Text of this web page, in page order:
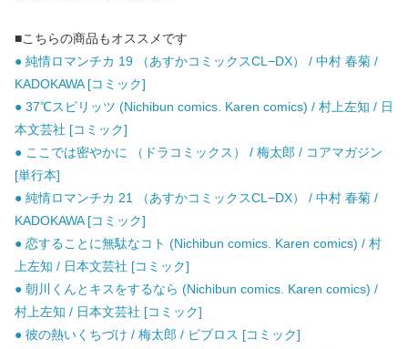
■こちらの商品もオススメです
● 純情ロマンチカ 19 （あすかコミックスCL−DX） / 中村 春菊 /
KADOKAWA [コミック]
● 37℃スピリッツ (Nichibun comics. Karen comics) / 村上左知 / 日
本文芸社 [コミック]
● ここでは密やかに （ドラコミックス） / 梅太郎 / コアマガジン
[単行本]
● 純情ロマンチカ 21 （あすかコミックスCL−DX） / 中村 春菊 /
KADOKAWA [コミック]
● 恋することに無駄なコト (Nichibun comics. Karen comics) / 村
上左知 / 日本文芸社 [コミック]
● 朝川くんとキスをするなら (Nichibun comics. Karen comics) /
村上左知 / 日本文芸社 [コミック]
● 彼の熱いくちづけ / 梅太郎 / ビブロス [コミック]